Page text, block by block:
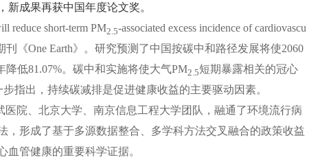
新成果再获中国年度论文奖。
reduce short-term PM2.5-associated excess incidence of cardiovascu
刊《One Earth》。研究预测了中国按碳中和路径发展将使2060
降低81.07%。碳中和实施将使大气PM2.5短期暴露相关的冠心
指出，持续碳减排是促进健康收益的主要驱动因素。
院、北京大学、南京信息工程大学团队，融通了环境流行病
，形成了基于多源数据整合、多学科方法交叉融合的政策收益
管健康的重要科学证据。